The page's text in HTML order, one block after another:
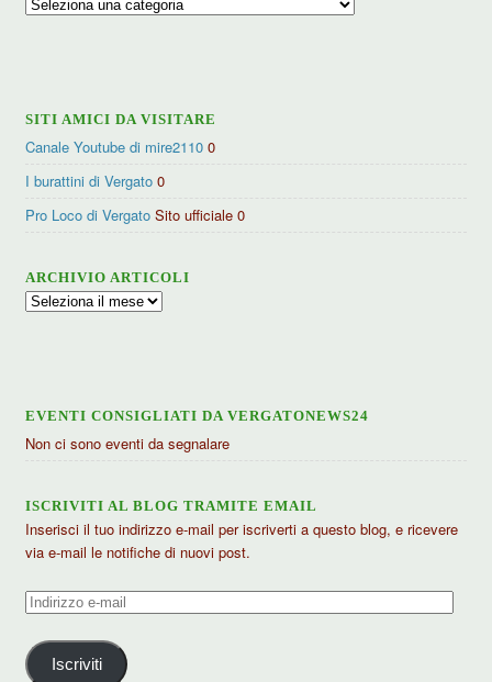
SITI AMICI DA VISITARE
Canale Youtube di mire2110 0
I burattini di Vergato 0
Pro Loco di Vergato Sito ufficiale 0
ARCHIVIO ARTICOLI
Archivio
EVENTI CONSIGLIATI DA VERGATONEWS24
Non ci sono eventi da segnalare
ISCRIVITI AL BLOG TRAMITE EMAIL
Inserisci il tuo indirizzo e-mail per iscriverti a questo blog, e ricevere
via e-mail le notifiche di nuovi post.
Indirizzo
mail
Iscriviti